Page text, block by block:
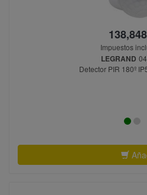
Impuestos
LEGRAND
Detector PIR 180º